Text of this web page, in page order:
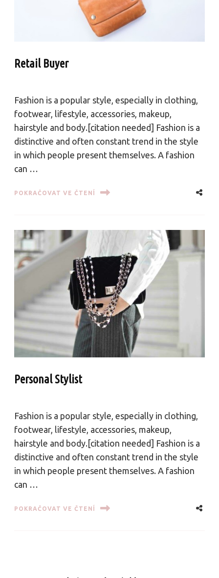
Retail Buyer
Fashion is a popular style, especially in clothing,
footwear, lifestyle, accessories, makeup,
hairstyle and body.[citation needed] Fashion is a
distinctive and often constant trend in the style
in which people present themselves. A fashion
can …
POKRAČOVAT VE ČTENÍ
Personal Stylist
Fashion is a popular style, especially in clothing,
footwear, lifestyle, accessories, makeup,
hairstyle and body.[citation needed] Fashion is a
distinctive and often constant trend in the style
in which people present themselves. A fashion
can …
POKRAČOVAT VE ČTENÍ